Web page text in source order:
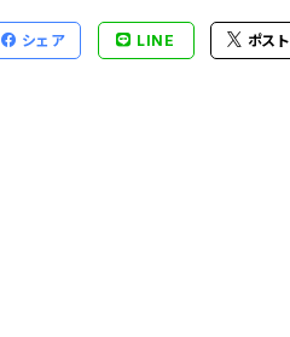
シェア LINE ポスト